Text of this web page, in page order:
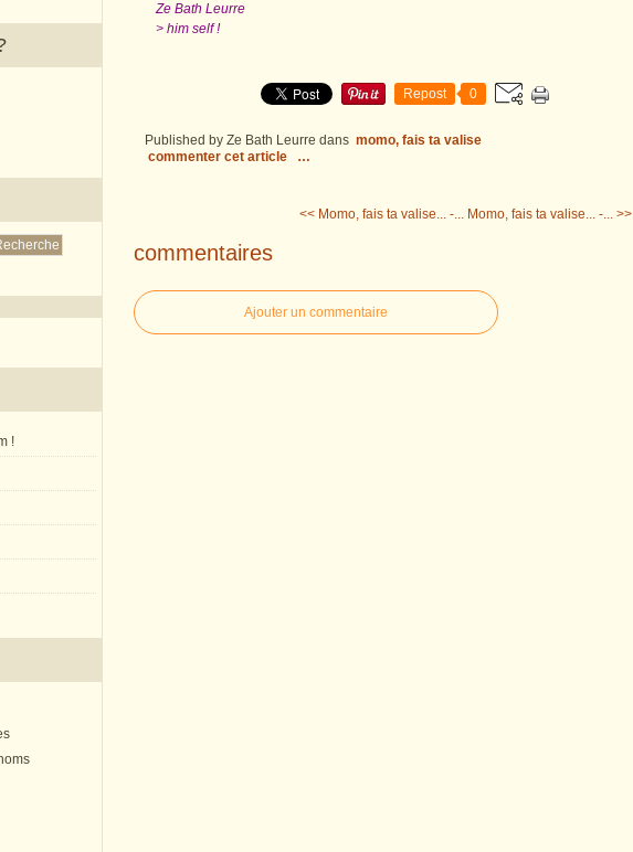
!
Ze Bath Leurre
> him self !
Repost 0
Published by Ze Bath Leurre dans momo, fais ta valise
commenter cet article
…
<< Momo, fais ta valise... -... Momo, fais ta valise... -... >>
commentaires
Ajouter un commentaire